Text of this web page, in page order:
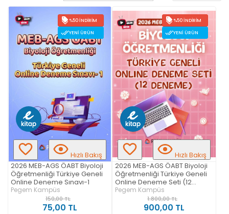
%50 İNDIRIM
YENI ÜRÜN
Hızlı Bakış
2026 MEB-AGS ÖABT Biyoloji
Öğretmenliği Türkiye Geneli
Online Deneme Sınavı-1
Pegem Kampüs
150,00 TL
75,00 TL
%50 İNDIRIM
YENI ÜRÜN
Hızlı Bakış
2026 MEB-AGS ÖABT Biyoloji
Öğretmenliği Türkiye Geneli
Online Deneme Seti (12
Deneme)
Pegem Kampüs
1.800,00 TL
900,00 TL